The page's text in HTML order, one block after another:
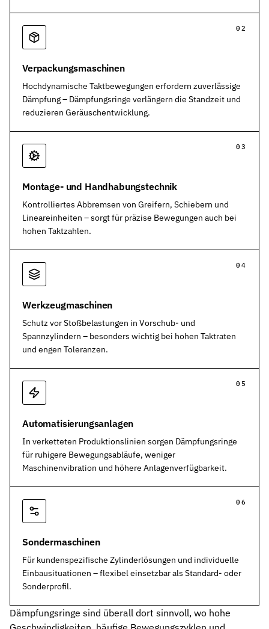
Verpackungsmaschinen
Hochdynamische Taktbewegungen erfordern zuverlässige
Dämpfung – Dämpfungsringe verlängern die Standzeit und
reduzieren Geräuschentwicklung.
Montage- und Handhabungstechnik
Kontrolliertes Abbremsen von Greifern, Schiebern und
Lineareinheiten – sorgt für präzise Bewegungen auch bei
hohen Taktzahlen.
Werkzeugmaschinen
Schutz vor Stoßbelastungen in Vorschub- und
Spannzylindern – besonders wichtig bei hohen Taktraten
und engen Toleranzen.
Automatisierungsanlagen
In verketteten Produktionslinien sorgen Dämpfungsringe
für ruhigere Bewegungsabläufe, weniger
Maschinenvibration und höhere Anlagenverfügbarkeit.
Sondermaschinen
Für kundenspezifische Zylinderlösungen und individuelle
Einbausituationen – flexibel einsetzbar als Standard- oder
Sonderprofil.
Dämpfungsringe sind überall dort sinnvoll, wo hohe